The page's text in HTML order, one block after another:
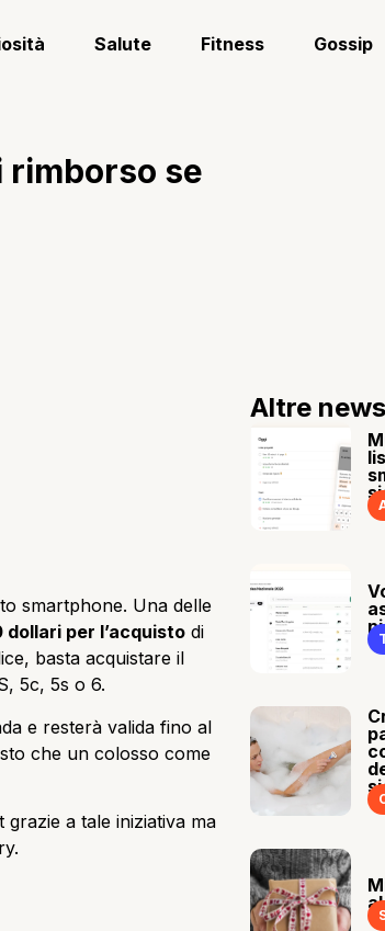
Salute Fitness Gossip
rimborso se
smartphone. Una delle
dollari per l’acquisto di
basta acquistare il
5c, 5s o 6.
e resterà valida fino al
che un colosso come
a tale iniziativa ma
Altre news